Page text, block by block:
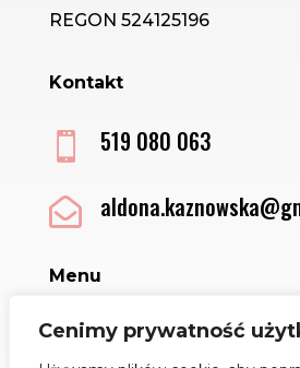
Cenimy prywatność
REGON 524125196
Kontakt
 519 080 063

Menu
Sklep